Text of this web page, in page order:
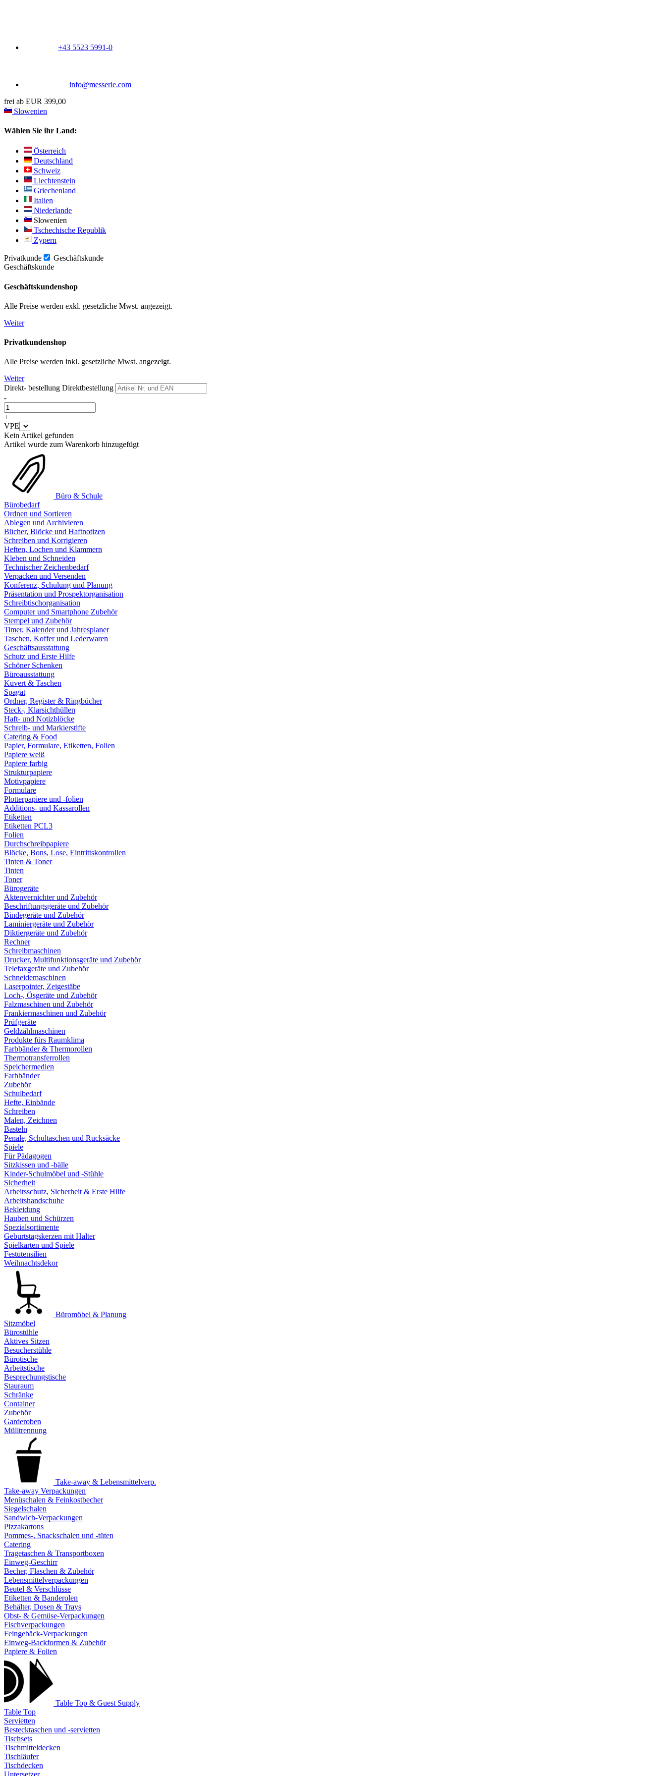
+43 5523 5991-0
info@messerle.com
frei ab EUR 399,00
Slowenien
Wählen Sie ihr Land:
Österreich
Deutschland
Schweiz
Liechtenstein
Griechenland
Italien
Niederlande
Slowenien
Tschechische Republik
Zypern
Privatkunde
Geschäftskunde
Geschäftskunde
Geschäftskundenshop
Alle Preise werden exkl. gesetzliche Mwst. angezeigt.
Weiter
Privatkundenshop
Alle Preise werden inkl. gesetzliche Mwst. angezeigt.
Weiter
Direkt- bestellung Direktbestellung
-
+
VPE
Kein Artikel gefunden
Artikel wurde zum Warenkorb hinzugefügt
Büro & Schule
Bürobedarf
Ordnen und Sortieren
Ablegen und Archivieren
Bücher, Blöcke und Haftnotizen
Schreiben und Korrigieren
Heften, Lochen und Klammern
Kleben und Schneiden
Technischer Zeichenbedarf
Verpacken und Versenden
Konferenz, Schulung und Planung
Präsentation und Prospektorganisation
Schreibtischorganisation
Computer und Smartphone Zubehör
Stempel und Zubehör
Timer, Kalender und Jahresplaner
Taschen, Koffer und Lederwaren
Geschäftsausstattung
Schutz und Erste Hilfe
Schöner Schenken
Büroausstattung
Kuvert & Taschen
Spagat
Ordner, Register & Ringbücher
Steck-, Klarsichthüllen
Haft- und Notizblöcke
Schreib- und Markierstifte
Catering & Food
Papier, Formulare, Etiketten, Folien
Papiere weiß
Papiere farbig
Strukturpapiere
Motivpapiere
Formulare
Plotterpapiere und -folien
Additions- und Kassarollen
Etiketten
Etiketten PCL3
Folien
Durchschreibpapiere
Blöcke, Bons, Lose, Eintrittskontrollen
Tinten & Toner
Tinten
Toner
Bürogeräte
Aktenvernichter und Zubehör
Beschriftungsgeräte und Zubehör
Bindegeräte und Zubehör
Laminiergeräte und Zubehör
Diktiergeräte und Zubehör
Rechner
Schreibmaschinen
Drucker, Multifunktionsgeräte und Zubehör
Telefaxgeräte und Zubehör
Schneidemaschinen
Laserpointer, Zeigestäbe
Loch-, Ösgeräte und Zubehör
Falzmaschinen und Zubehör
Frankiermaschinen und Zubehör
Prüfgeräte
Geldzählmaschinen
Produkte fürs Raumklima
Farbbänder & Thermorollen
Thermotransferrollen
Speichermedien
Farbbänder
Zubehör
Schulbedarf
Hefte, Einbände
Schreiben
Malen, Zeichnen
Basteln
Penale, Schultaschen und Rucksäcke
Spiele
Für Pädagogen
Sitzkissen und -bälle
Kinder-Schulmöbel und -Stühle
Sicherheit
Arbeitsschutz, Sicherheit & Erste Hilfe
Arbeitshandschuhe
Bekleidung
Hauben und Schürzen
Spezialsortimente
Geburtstagskerzen mit Halter
Spielkarten und Spiele
Festutensilien
Weihnachtsdekor
Büromöbel & Planung
Sitzmöbel
Bürostühle
Aktives Sitzen
Besucherstühle
Bürotische
Arbeitstische
Besprechungstische
Stauraum
Schränke
Container
Zubehör
Garderoben
Mülltrennung
Take-away & Lebensmittelverp.
Take-away Verpackungen
Menüschalen & Feinkostbecher
Siegelschalen
Sandwich-Verpackungen
Pizzakartons
Pommes-, Snackschalen und -tüten
Catering
Tragetaschen & Transportboxen
Einweg-Geschirr
Becher, Flaschen & Zubehör
Lebensmittelverpackungen
Beutel & Verschlüsse
Etiketten & Banderolen
Behälter, Dosen & Trays
Obst- & Gemüse-Verpackungen
Fischverpackungen
Feingebäck-Verpackungen
Einweg-Backformen & Zubehör
Papiere & Folien
Table Top & Guest Supply
Table Top
Servietten
Bestecktaschen und -servietten
Tischsets
Tischmitteldecken
Tischläufer
Tischdecken